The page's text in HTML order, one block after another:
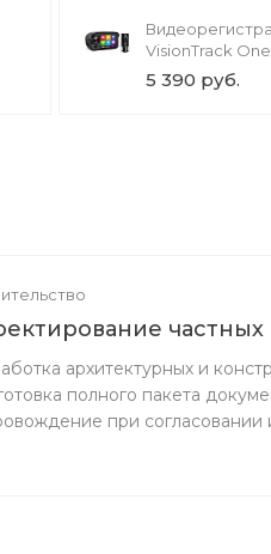
VisionTrack
5 390 руб.
архитектурных и
полного пакета
при согласовании